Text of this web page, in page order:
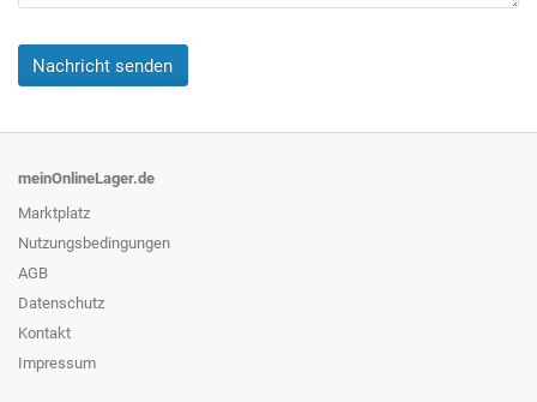
Nachricht senden
meinOnlineLager.de
Marktplatz
Nutzungsbedingungen
AGB
Datenschutz
Kontakt
Impressum